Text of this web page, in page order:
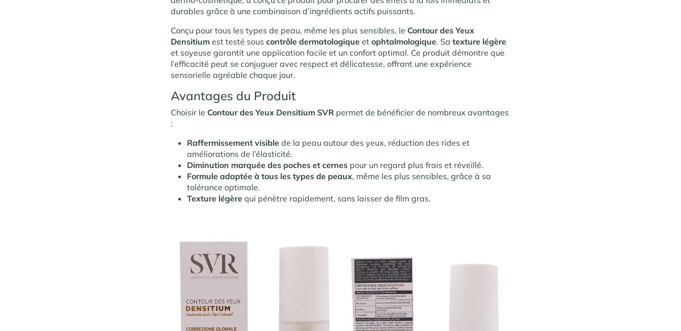
durables grâce à une combinaison d’ingrédients actifs puissants.
Conçu pour tous les types de peau, même les plus sensibles, le Contour des Yeux
Densitium est testé souscontrôle dermatologiqueetophtalmologique. Satexture légère
et soyeuse garantit une application facile et un confort optimal. Ce produit démontre que
l’efficacité peut se conjuguer avec respect et délicatesse, offrant une expérience
sensorielle agréable chaque jour.
Avantages du Produit
Choisir le Contour des Yeux Densitium SVR permet de bénéficier de nombreux avantages
:
Raffermissement visible de la peau autour des yeux, réduction des rides et
améliorations de l’élasticité.
Diminution marquée des poches et cernes pour un regard plus frais et réveillé.
Formule adaptée à tous les types de peaux, même les plus sensibles, grâce à sa
tolérance optimale.
Texture légère qui pénètre rapidement, sans laisser de film gras.